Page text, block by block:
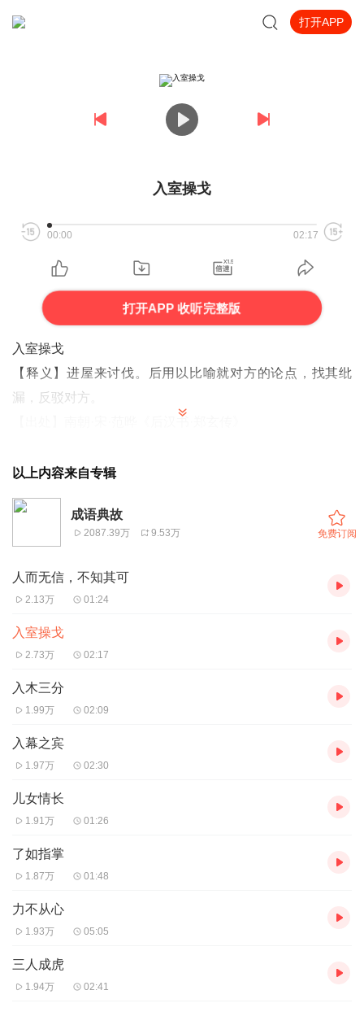
打开APP
入室操戈
00:00 02:17
打开APP 收听完整版
入室操戈
【释义】进屋来讨伐。后用以比喻就对方的论点，找其纰
漏，反驳对方。
者马融门下求学。当时马融有门徒400多人，能进入房内面
对面听讲的只有50名学生。郑玄在那里学了三年，还没见过
先生的面，他只能求别的学生给他讲书。郑玄十分刻苦，渐
渐地学问超出了所有的弟子。
一天，马融突然在楼上召见郑玄，向郑玄提出了几个难
解的问题，郑玄对答如流，条理清晰，马融惊奇地对弟子们
郑玄独自一人在外边游学，过了10年才回到故乡。当时
守》、《左氏膏肓》、《榖梁废疾》等文章。郑玄看到了，
就针对他的文章写出了自己的意见。由于意见中肯，击中要
害，何休看见后，感叹地说：“郑玄这是进了我的屋子，操
起我的矛，来讨伐我呀！”
以上内容来自专辑
成语典故
2087.39万 9.53万 免费订阅
人而无信，不知其可
2.13万 01:24
入室操戈
2.73万 02:17
入木三分
1.99万 02:09
入幕之宾
1.97万 02:30
儿女情长
1.91万 01:26
了如指掌
1.87万 01:48
力不从心
1.93万 05:05
三人成虎
1.94万 02:41